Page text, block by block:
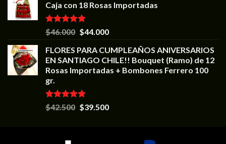
Caja con 18 Rosas Importadas
Valorado en
5.00
$46.000 $44.000
FLORES PARA CUMPLEAÑOS ANIVERSARIOS
EN SANTIAGO CHILE!! Bouquet (Ramo) de 12
Rosas Importadas + Bombones Ferrero 100
gr.
Valorado en
5.00
$42.500 $39.500